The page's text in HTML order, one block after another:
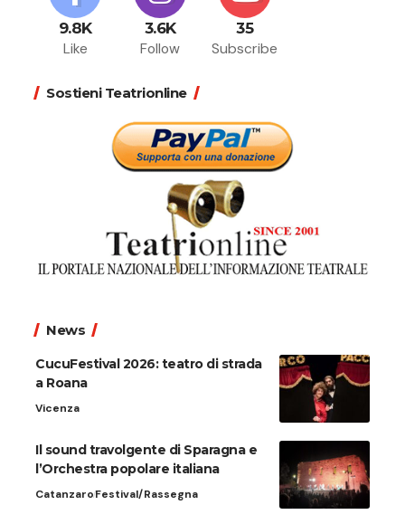
9.8K
Like
3.6K
Follow
35
Subscribe
Sostieni Teatrionline
News
CucuFestival 2026: teatro di strada
a Roana
Vicenza
Il sound travolgente di Sparagna e
l’Orchestra popolare italiana
CatanzaroFestival/Rassegna